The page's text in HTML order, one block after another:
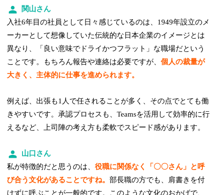
関山さん
入社6年目の社員として日々感じているのは、1949年設立のメ
ーカーとして想像していた伝統的な日本企業のイメージとは
異なり、「良い意味でドライかつフラット」な職場だという
ことです。もちろん報告や連絡は必要ですが、個人の裁量が
大きく、主体的に仕事を進められます。
例えば、出張も1人で任されることが多く、その点でとても働
きやすいです。承認プロセスも、Teamsを活用して効率的に行
えるなど、上司陣の考え方も柔軟でスピード感があります。
山口さん
私が特徴的だと思うのは、役職に関係なく「〇〇さん」と呼
び合う文化があることですね。部長職の方でも、肩書きを付
けずに呼ぶことが一般的です。このような文化のおかげで、